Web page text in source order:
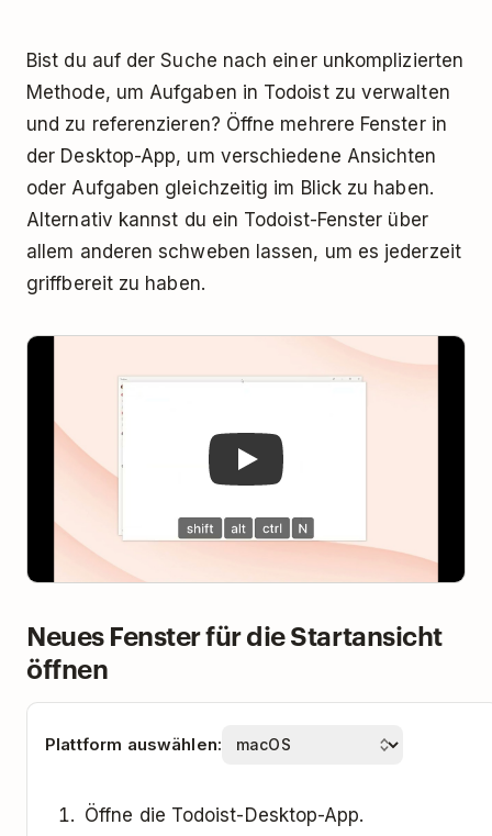
Bist du auf der Suche nach einer unkomplizierten
Methode, um Aufgaben in Todoist zu verwalten
und zu referenzieren? Öffne mehrere Fenster in
der Desktop-App, um verschiedene Ansichten
oder Aufgaben gleichzeitig im Blick zu haben.
Alternativ kannst du ein Todoist-Fenster über
allem anderen schweben lassen, um es jederzeit
griffbereit zu haben.
Play
Neues Fenster für die Startansicht
öffnen
Plattform auswählen:
Öffne die Todoist-Desktop-App.